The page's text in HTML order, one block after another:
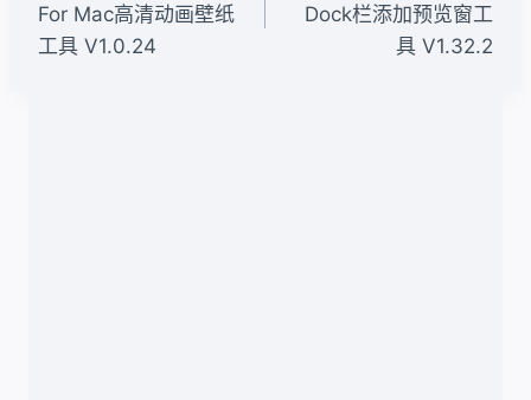
导
航
For Mac高清动画壁纸
工具 V1.0.24
Dock栏添加预览窗工
具 V1.32.2